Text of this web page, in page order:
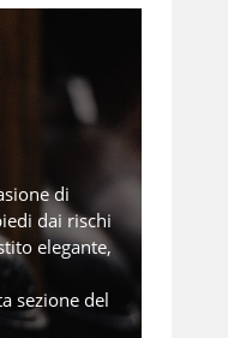
di
dai rischi
elegante,
sezione del